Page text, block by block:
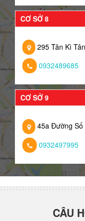
CƠ SỞ 8
295 Tân Kì
0932489685
CƠ SỞ 9
45a Đường Số
0932497995
CÂU